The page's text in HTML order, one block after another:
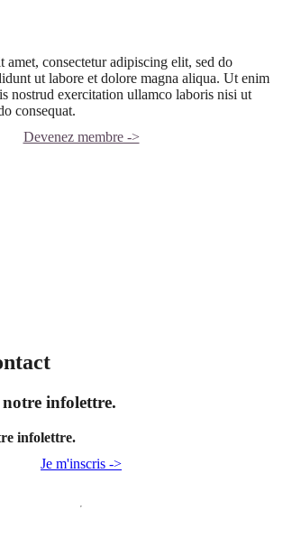
consectetur adipiscing elit, sed do
ut labore et dolore magna aliqua. Ut enim
nostrud exercitation ullamco laboris nisi ut
consequat.
Devenez membre ->
infolettre.
infolettre.
Je m'inscris ->